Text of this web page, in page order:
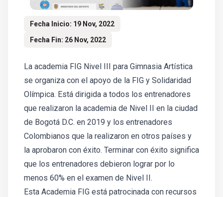
Fecha Inicio: 19 Nov, 2022
Fecha Fin: 26 Nov, 2022
La academia FIG Nivel III para Gimnasia Artística
se organiza con el apoyo de la FIG y Solidaridad
Olímpica. Está dirigida a todos los entrenadores
que realizaron la academia de Nivel II en la ciudad
de Bogotá D.C. en 2019 y los entrenadores
Colombianos que la realizaron en otros países y
la aprobaron con éxito. Terminar con éxito significa
que los entrenadores debieron lograr por lo
menos 60% en el examen de Nivel II.
Esta Academia FIG está patrocinada con recursos